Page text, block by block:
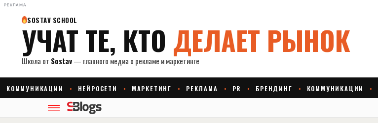
РЕКЛАМА